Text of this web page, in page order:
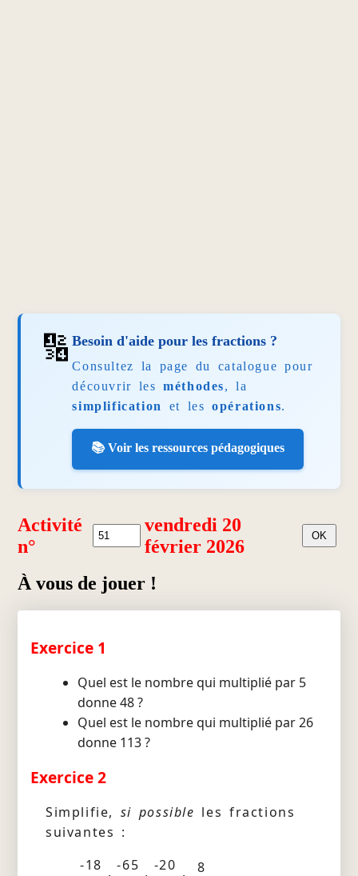
🔢Besoin d'aide pour les fractions ?
Consultez la page du catalogue pour
découvrir lesméthodes, la
simplification
et lesopérations.
📚 Voir les ressources pédagogiques
Activité
n°
vendredi 20
février 2026
À vous de jouer !
Exercice 1
Quel est le nombre qui multiplié par 5
donne 48 ?
Quel est le nombre qui multiplié par 26
donne 113 ?
Exercice 2
Simplifie, si possible les fractions
suivantes :
-18
-65
-20
8